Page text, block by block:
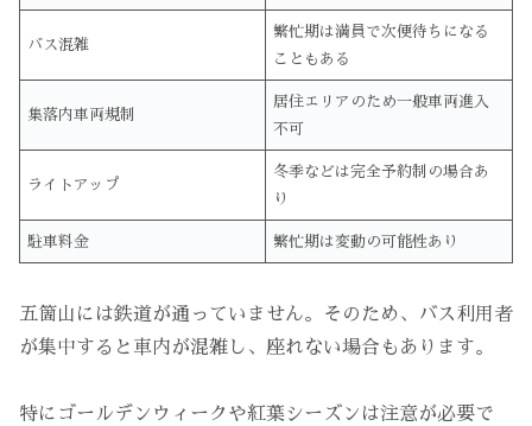
バス混雑
繁忙期は満員で次便待ちになる
こともある
集落内車両規制
居住エリアのため一般車両進入
不可
ライトアップ
冬季などは完全予約制の場合あ
り
駐車料金 繁忙期は変動の可能性あり
五箇山には鉄道が通っていません。そのため、バス利用者
が集中すると車内が混雑し、座れない場合もあります。
特にゴールデンウィークや紅葉シーズンは注意が必要で